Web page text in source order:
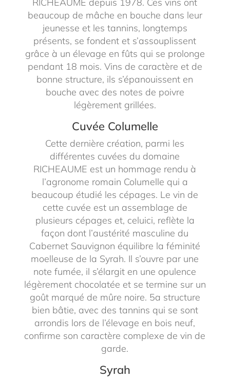
beaucoup de mâche en bouche dans leur
jeunesse et les tannins, longtemps
présents, se fondent et s’assouplissent
grâce à un élevage en fûts qui se prolonge
pendant 18 mois. Vins de caractère et de
bonne structure, ils s’épanouissent en
bouche avec des notes de poivre
légèrement grillées.
Cuvée Columelle
Cette dernière création, parmi les
différentes cuvées du domaine
RICHEAUME est un hommage rendu à
l’agronome romain Columelle qui a
beaucoup étudié les cépages. Le vin de
cette cuvée est un assemblage de
plusieurs cépages et, celuici, reflète la
façon dont l’austérité masculine du
Cabernet Sauvignon équilibre la féminité
moelleuse de la Syrah. Il s’ouvre par une
note fumée, il s’élargit en une opulence
légèrement chocolatée et se termine sur un
goût marqué de mûre noire. 5a structure
bien bâtie, avec des tannins qui se sont
arrondis lors de l’élevage en bois neuf,
confirme son caractère complexe de vin de
garde.
Syrah